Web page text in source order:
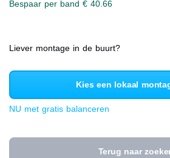
Bespaar per band € 40.66
Liever montage in de buurt?
Kies een lokaal
NU met gratis balanceren
Terug naar